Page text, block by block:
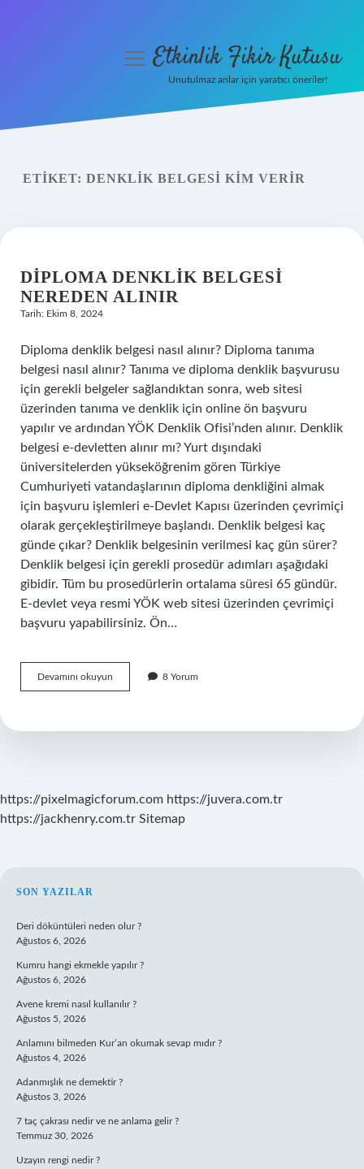
Yasal Uyarı
menüyüEtkinlik Fikir Kutusu
Unutulmaz anlar için yaratıcı öneriler!
ETIKET: DENKLIK BELGESI KIM VERIR
DIPLOMA DENKLIK BELGESI
NEREDEN ALINIR
Tarih: Ekim 8, 2024
Diploma denklik belgesi nasıl alınır? Diploma tanıma
belgesi nasıl alınır? Tanıma ve diploma denklik başvurusu
için gerekli belgeler sağlandıktan sonra, web sitesi
üzerinden tanıma ve denklik için online ön başvuru
yapılır ve ardından YÖK Denklik Ofisi’nden alınır. Denklik
belgesi e-devletten alınır mı? Yurt dışındaki
üniversitelerden yükseköğrenim gören Türkiye
Cumhuriyeti vatandaşlarının diploma denkliğini almak
için başvuru işlemleri e-Devlet Kapısı üzerinden çevrimiçi
olarak gerçekleştirilmeye başlandı. Denklik belgesi kaç
günde çıkar? Denklik belgesinin verilmesi kaç gün sürer?
Denklik belgesi için gerekli prosedür adımları aşağıdaki
gibidir. Tüm bu prosedürlerin ortalama süresi 65 gündür.
E-devlet veya resmi YÖK web sitesi üzerinden çevrimiçi
başvuru yapabilirsiniz. Ön…
Devamını okuyun Diploma
Denklik
Alınır
8 Yorum
https://pixelmagicforum.com https://juvera.com.tr
https://jackhenry.com.tr Sitemap
SIDEBAR
SON YAZILAR
Deri döküntüleri neden olur ?
Ağustos 6, 2026
Kumru hangi ekmekle yapılır ?
Ağustos 6, 2026
Avene kremi nasıl kullanılır ?
Ağustos 5, 2026
Anlamını bilmeden Kur’an okumak sevap mıdır ?
Ağustos 4, 2026
Adanmışlık ne demektir ?
Ağustos 3, 2026
7 taç çakrası nedir ve ne anlama gelir ?
Temmuz 30, 2026
Uzayın rengi nedir ?